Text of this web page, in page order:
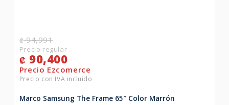
₡94,991
₡ 90,400
Marco Samsung The Frame 65″ Color Marrón